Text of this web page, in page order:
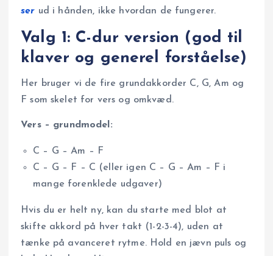
ser ud i hånden, ikke hvordan de fungerer.
Valg 1: C-dur version (god til
klaver og generel forståelse)
Her bruger vi de fire grundakkorder C, G, Am og
F som skelet for vers og omkvæd.
Vers – grundmodel:
C – G – Am – F
C – G – F – C (eller igen C – G – Am – F i
mange forenklede udgaver)
Hvis du er helt ny, kan du starte med blot at
skifte akkord på hver takt (1-2-3-4), uden at
tænke på avanceret rytme. Hold en jævn puls og